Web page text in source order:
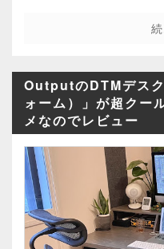
OutputのDTMデス
ォーム）」が超クー
メなのでレビュー